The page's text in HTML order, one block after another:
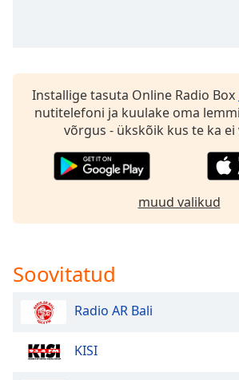
modal
window.
will
close
window.
Color
Installige tasuta Online Radio Box
nutitelefoni ja kuulake oma
võrgus - ükskõik kus te ka ei
muud valikud
Soovitatud
Radio AR Bali
KISI